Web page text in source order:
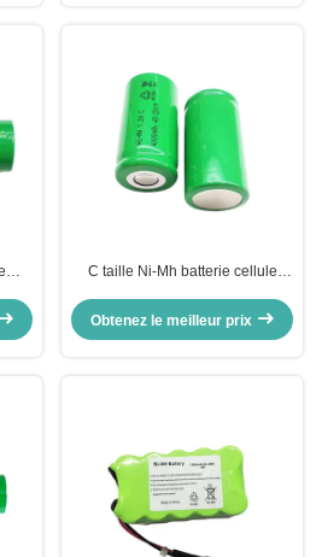
C taille Ni-Mh batterie cellule
batterie
Obtenez le meilleur prix